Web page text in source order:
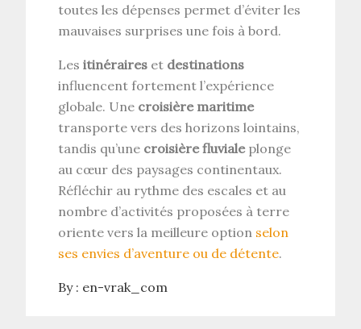
toutes les dépenses permet d’éviter les
mauvaises surprises une fois à bord.
Lesitinéraires et destinations
influencent fortement l’expérience
globale. Une croisière maritime
transporte vers des horizons lointains,
tandis qu’une croisière fluvialeplonge
au cœur des paysages continentaux.
Réfléchir au rythme des escales et au
nombre d’activités proposées à terre
oriente vers la meilleure option selon
ses envies d’aventure ou de détente.
By : en-vrak_com